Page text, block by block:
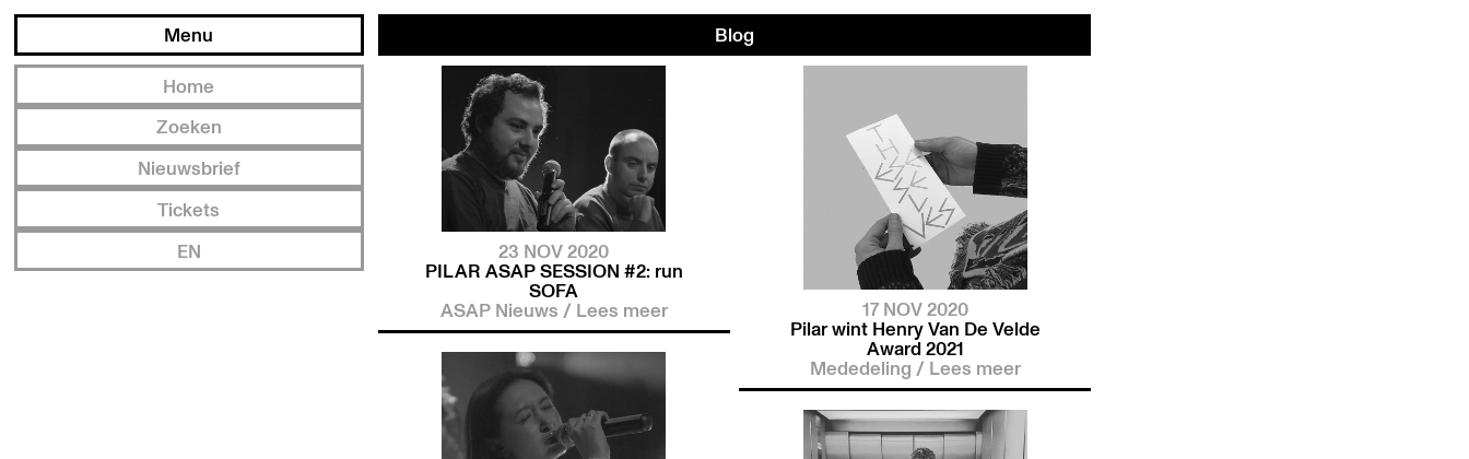
Menu
Home
Zoeken
Nieuwsbrief
Tickets
EN
Blog
23 NOV 2020
PILAR ASAP SESSION #2: run
SOFA
ASAP Nieuws / Lees meer 17 NOV 2020
Pilar wint Henry Van De Velde
Award 2021
Mededeling / Lees meer